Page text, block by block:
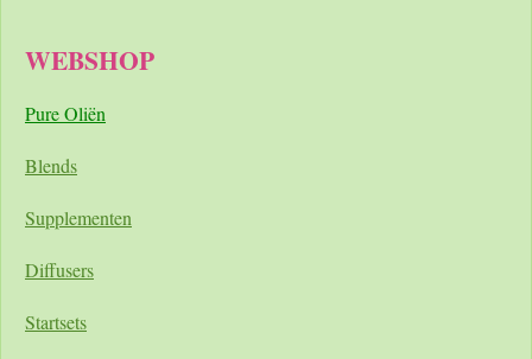
WEBSHOP
Pure Oliën
Blends
Supplementen
Diffusers
Startsets